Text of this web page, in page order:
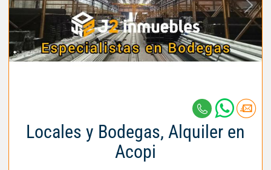
Locales y Bodegas, Alquiler en
Acopi